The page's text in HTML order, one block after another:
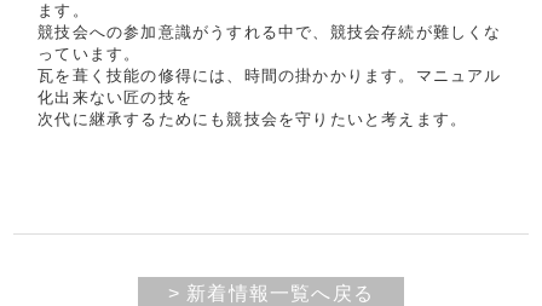
ます。
競技会への参加意識がうすれる中で、競技会存続が難しくな
っています。
瓦を葺く技能の修得には、時間の掛かかります。マニュアル
化出来ない匠の技を
次代に継承するためにも競技会を守りたいと考えます。
> 新着情報一覧へ戻る